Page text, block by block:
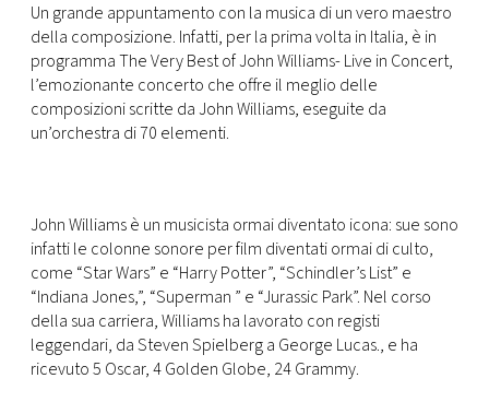
Un grande appuntamento con la musica di un vero maestro
della composizione. Infatti, per la prima volta in Italia, è in
programma The Very Best of John Williams- Live in Concert,
l’emozionante concerto che offre il meglio delle
composizioni scritte da John Williams, eseguite da
un’orchestra di 70 elementi.
John Williams è un musicista ormai diventato icona: sue sono
infatti le colonne sonore per film diventati ormai di culto,
come “Star Wars” e “Harry Potter”, “Schindler’s List” e
“Indiana Jones,”, “Superman ” e “Jurassic Park”. Nel corso
della sua carriera, Williams ha lavorato con registi
leggendari, da Steven Spielberg a George Lucas., e ha
ricevuto 5 Oscar, 4 Golden Globe, 24 Grammy.